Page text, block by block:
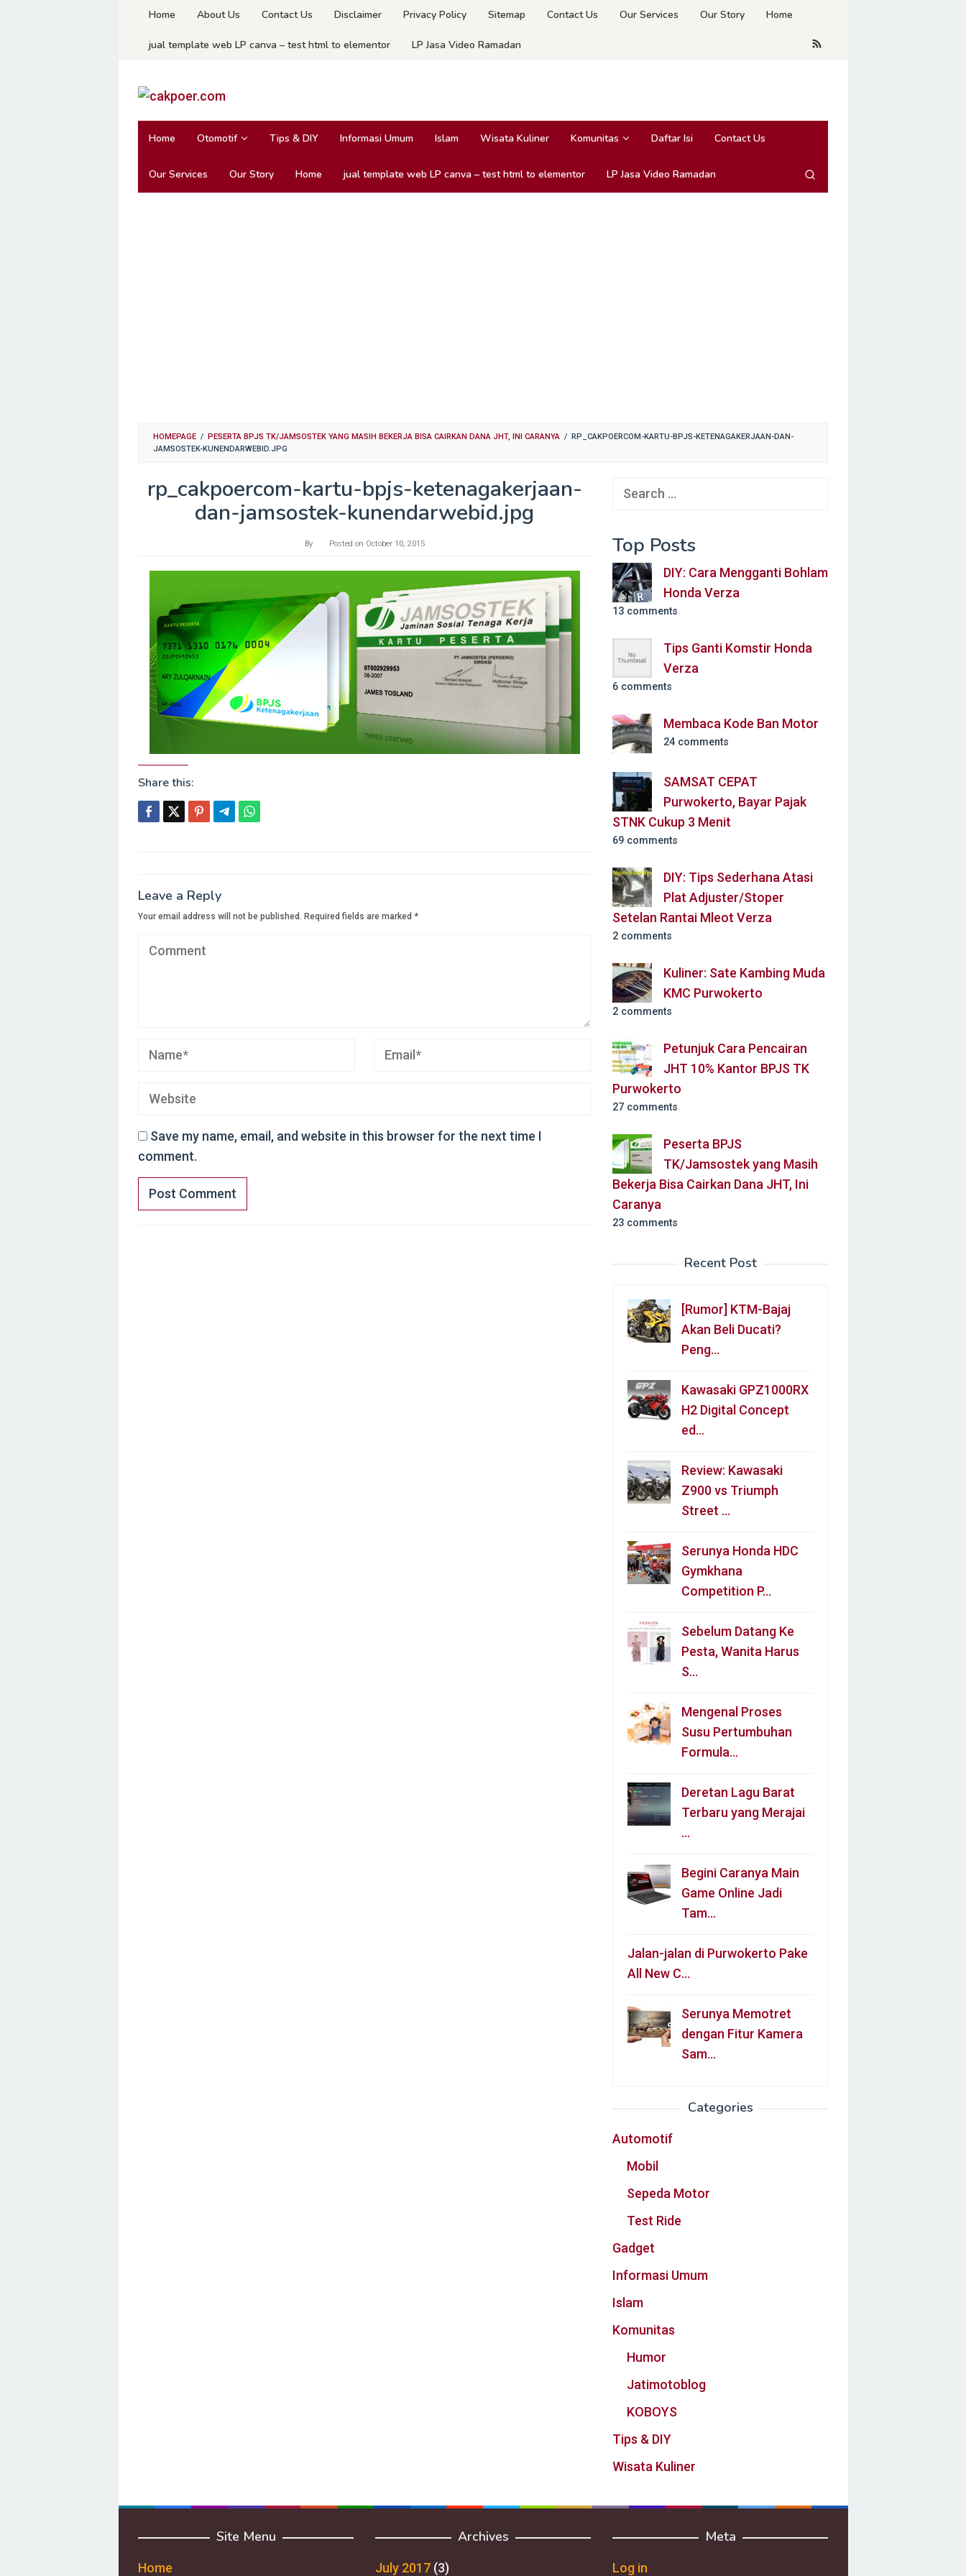
content
Home About Us Contact Us Disclaimer Privacy Policy Sitemap Contact Us Our Services Our Story Home
jual template web LP canva – test html to elementor LP Jasa Video Ramadan
Home Otomotif Tips & DIY Informasi Umum Islam Wisata Kuliner Komunitas Daftar Isi Contact Us
Our Services Our Story Home jual template web LP canva – test html to elementor LP Jasa Video Ramadan
HOMEPAGE / PESERTA BPJS TK/JAMSOSTEK YANG MASIH BEKERJA BISA CAIRKAN DANA JHT, INI CARANYA /
RP_CAKPOERCOM-KARTU-BPJS-KETENAGAKERJAAN-DAN-
JAMSOSTEK-KUNENDARWEBID.JPG
rp_cakpoercom-kartu-bpjs-ketenagakerjaan-
dan-jamsostek-kunendarwebid.jpg
By Posted on October 10, 2015
Share this:
navigation
Leave a Reply
Your email address will not be published. Required fields are marked *
Save my name, email, and website in this browser for the next time I
comment.
Search
Top Posts
DIY: Cara Mengganti Bohlam
Honda Verza
13 comments
Tips Ganti Komstir Honda
Verza
6 comments
Membaca Kode Ban Motor
24 comments
SAMSAT CEPAT
Purwokerto, Bayar Pajak
STNK Cukup 3 Menit
69 comments
DIY: Tips Sederhana Atasi
Plat Adjuster/Stoper
Setelan Rantai Mleot Verza
2 comments
Kuliner: Sate Kambing Muda
KMC Purwokerto
2 comments
Petunjuk Cara Pencairan
JHT 10% Kantor BPJS TK
Purwokerto
27 comments
Peserta BPJS
TK/Jamsostek yang Masih
Bekerja Bisa Cairkan Dana JHT, Ini
Caranya
23 comments
Recent Post
[Rumor] KTM-Bajaj
Akan Beli Ducati?
Peng…
Kawasaki GPZ1000RX
H2 Digital Concept
ed…
Review: Kawasaki
Z900 vs Triumph
Street …
Serunya Honda HDC
Gymkhana
Competition P…
Sebelum Datang Ke
Pesta, Wanita Harus
S…
Mengenal Proses
Susu Pertumbuhan
Formula…
Deretan Lagu Barat
Terbaru yang Merajai
…
Begini Caranya Main
Game Online Jadi
Tam…
Jalan-jalan di Purwokerto Pake
All New C…
Serunya Memotret
dengan Fitur Kamera
Sam…
Categories
Automotif
Mobil
Sepeda Motor
Test Ride
Gadget
Informasi Umum
Islam
Komunitas
Humor
Jatimotoblog
KOBOYS
Tips & DIY
Wisata Kuliner
Site Menu
Home
Archives
July 2017 (3)
Meta
Log in